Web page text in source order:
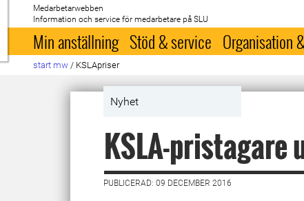
Till startsida
Medarbetarwebben
Information och service för medarbetare på SLU
Min anställning Stöd & service Organisation
start mw / KSLApriser
Nyhet
KSLA-pristagare
PUBLICERAD: 09 DECEMBER 2016